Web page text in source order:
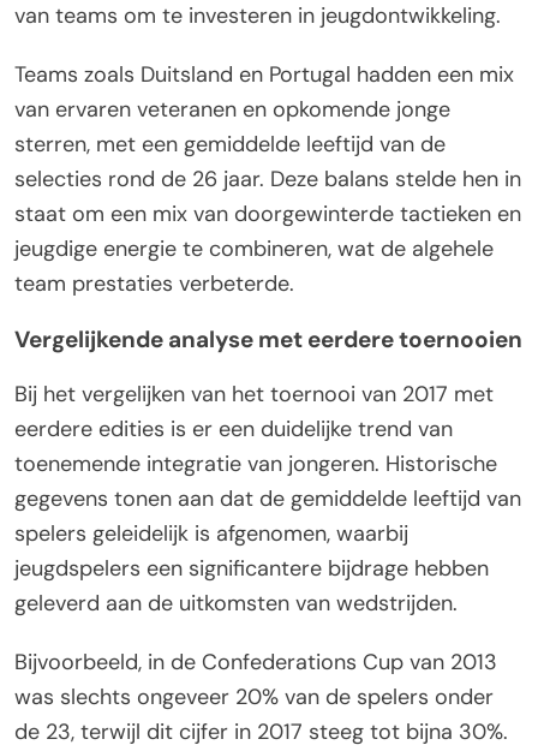
van teams om te investeren in jeugdontwikkeling.
Teams zoals Duitsland en Portugal hadden een mix
van ervaren veteranen en opkomende jonge
sterren, met een gemiddelde leeftijd van de
selecties rond de 26 jaar. Deze balans stelde hen in
staat om een mix van doorgewinterde tactieken en
jeugdige energie te combineren, wat de algehele
team prestaties verbeterde.
Vergelijkende analyse met eerdere toernooien
Bij het vergelijken van het toernooi van 2017 met
eerdere edities is er een duidelijke trend van
toenemende integratie van jongeren. Historische
gegevens tonen aan dat de gemiddelde leeftijd van
spelers geleidelijk is afgenomen, waarbij
jeugdspelers een significantere bijdrage hebben
geleverd aan de uitkomsten van wedstrijden.
Bijvoorbeeld, in de Confederations Cup van 2013
was slechts ongeveer 20% van de spelers onder
de 23, terwijl dit cijfer in 2017 steeg tot bijna 30%.